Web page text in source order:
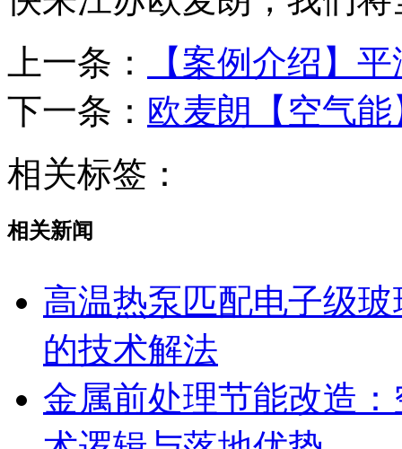
上一条：
【案例介绍】
下一条： 欧麦朗【空气
相关标签：
相关新闻
高温热泵匹配电子级
的技术解法
金属前处理节能改造